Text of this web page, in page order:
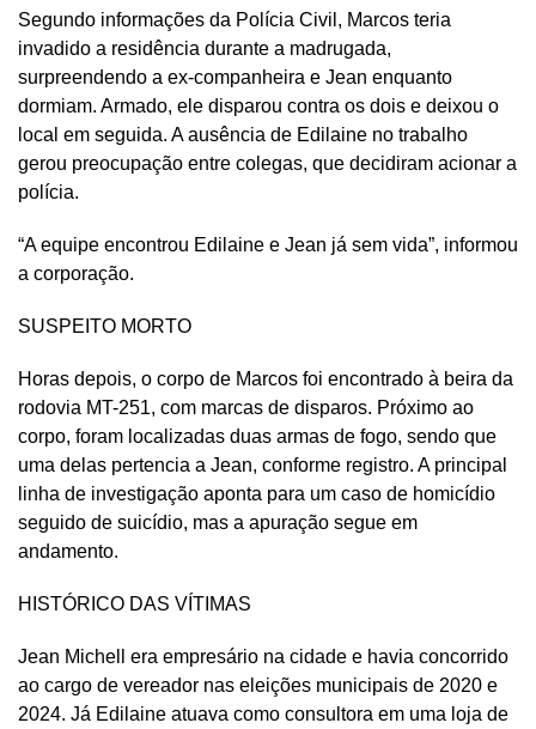
Segundo informações da Polícia Civil, Marcos teria
invadido a residência durante a madrugada,
surpreendendo a ex-companheira e Jean enquanto
dormiam. Armado, ele disparou contra os dois e deixou o
local em seguida. A ausência de Edilaine no trabalho
gerou preocupação entre colegas, que decidiram acionar a
polícia.
“A equipe encontrou Edilaine e Jean já sem vida”, informou
a corporação.
SUSPEITO MORTO
Horas depois, o corpo de Marcos foi encontrado à beira da
rodovia MT-251, com marcas de disparos. Próximo ao
corpo, foram localizadas duas armas de fogo, sendo que
uma delas pertencia a Jean, conforme registro. A principal
linha de investigação aponta para um caso de homicídio
seguido de suicídio, mas a apuração segue em
andamento.
HISTÓRICO DAS VÍTIMAS
Jean Michell era empresário na cidade e havia concorrido
ao cargo de vereador nas eleições municipais de 2020 e
2024. Já Edilaine atuava como consultora em uma loja de